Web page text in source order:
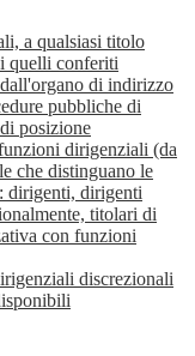
a qualsiasi titolo
quelli conferiti
di indirizzo
pubbliche di
posizione
dirigenziali (da
che distinguano le
dirigenti, dirigenti
titolari di
con funzioni
discrezionali